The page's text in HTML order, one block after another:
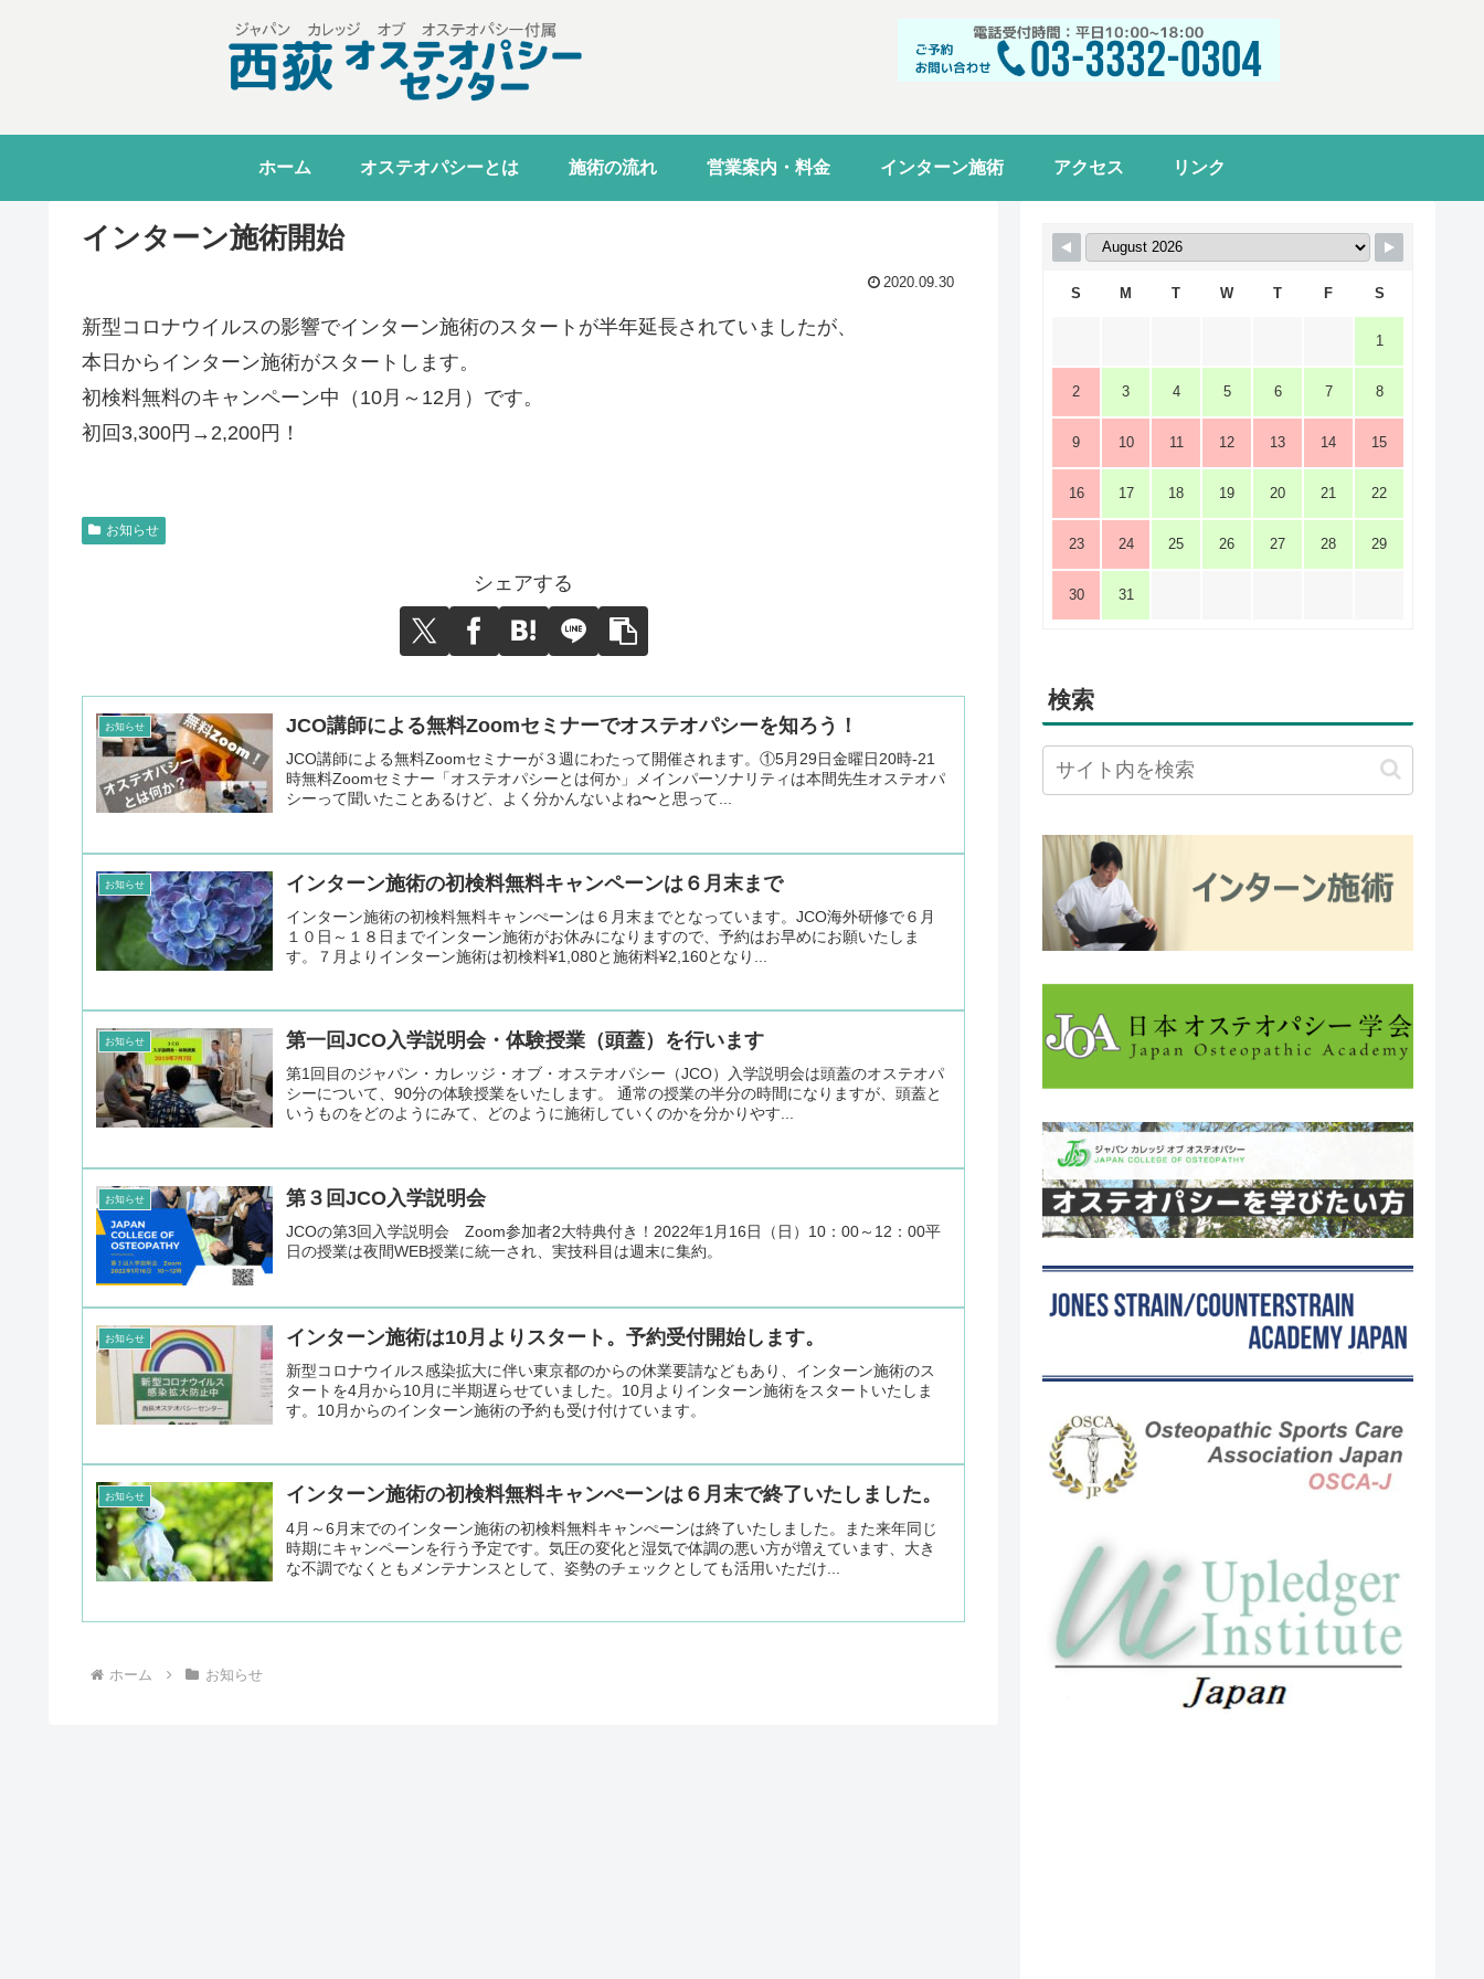
ホーム オステオパシーとは 施術の流れ 営業案内・料金 インターン施術 アクセス リンク
インターン施術開始
2020.09.30
新型コロナウイルスの影響でインターン施術のスタートが半年延長されていましたが、
本日からインターン施術がスタートします。
初検料無料のキャンペーン中（10月～12月）です。
初回3,300円→2,200円！
お知らせ
シェアする
お知らせ JCO講師による無料Zoomセミナーでオステオパシーを知ろう！
JCO講師による無料Zoomセミナーが３週にわたって開催されます。①5月29日金曜日20時-21
時無料Zoomセミナー「オステオパシーとは何か」メインパーソナリティは本間先生オステオパ
シーって聞いたことあるけど、よく分かんないよね〜と思って...
お知らせ インターン施術の初検料無料キャンペーンは６月末まで
インターン施術の初検料無料キャンぺーンは６月末までとなっています。JCO海外研修で６月
１０日～１８日までインターン施術がお休みになりますので、予約はお早めにお願いたしま
す。７月よりインターン施術は初検料¥1,080と施術料¥2,160となり...
お知らせ 第一回JCO入学説明会・体験授業（頭蓋）を行います
第1回目のジャパン・カレッジ・オブ・オステオパシー（JCO）入学説明会は頭蓋のオステオパ
シーについて、90分の体験授業をいたします。 通常の授業の半分の時間になりますが、頭蓋と
いうものをどのようにみて、どのように施術していくのかを分かりやす...
お知らせ 第３回JCO入学説明会
JCOの第3回入学説明会 Zoom参加者2大特典付き！2022年1月16日（日）10：00～12：00平
日の授業は夜間WEB授業に統一され、実技科目は週末に集約。
お知らせ インターン施術は10月よりスタート。予約受付開始します。
新型コロナウイルス感染拡大に伴い東京都のからの休業要請などもあり、インターン施術のス
タートを4月から10月に半期遅らせていました。10月よりインターン施術をスタートいたしま
す。10月からのインターン施術の予約も受け付けています。
お知らせ インターン施術の初検料無料キャンぺーンは６月末で終了いたしました。
4月～6月末でのインターン施術の初検料無料キャンぺーンは終了いたしました。また来年同じ
時期にキャンペーンを行う予定です。気圧の変化と湿気で体調の悪い方が増えています、大き
な不調でなくともメンテナンスとして、姿勢のチェックとしても活用いただけ...
ホーム お知らせ
S M T W T F S
1
2 3 4 5 6 7 8
9 10 11 12 13 14 15
16 17 18 19 20 21 22
23 24 25 26 27 28 29
30 31
検索